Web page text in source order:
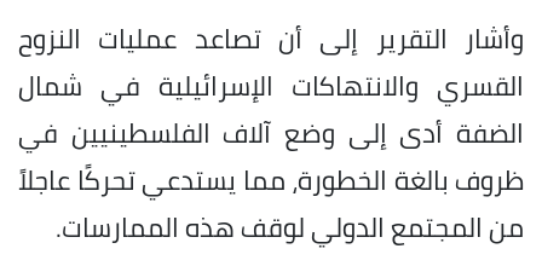
وأشار التقرير إلى أن تصاعد عمليات النزوح
القسري والانتهاكات الإسرائيلية في شمال
الضفة أدى إلى وضع آلاف الفلسطينيين في
ظروف بالغة الخطورة، مما يستدعي تحركًا عاجلاً
من المجتمع الدولي لوقف هذه الممارسات.